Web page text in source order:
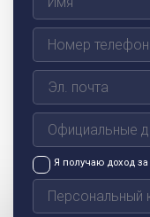
Я получаю доход